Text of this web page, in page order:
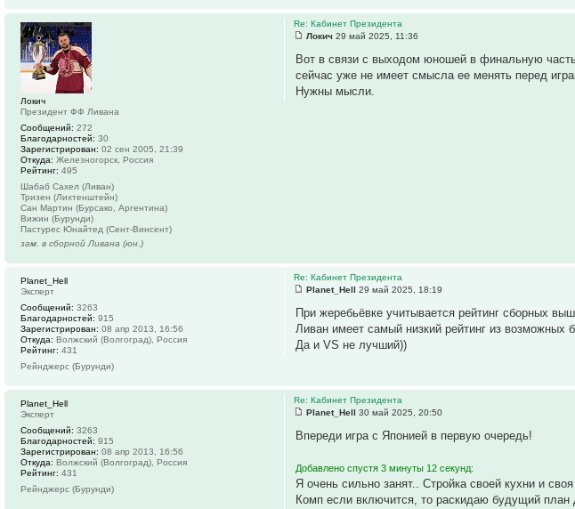
Re: Кабинет Президента
Локич 29 май 2025, 11:36
Вот в связи с выходом юношей в финальную
сейчас уже не имеет смысла ее менять перед
Нужны мысли.
Локич
Президент ФФ Ливана
Сообщений: 272
Благодарностей: 30
Зарегистрирован: 02 сен 2005, 21:39
Откуда: Железногорск, Россия
Рейтинг: 495
Шабаб Сахел (Ливан)
Тризен (Лихтенштейн)
Сан Мартин (Бурсако, Аргентина)
Вижин (Бурунди)
Пастурес Юнайтед (Сент-Винсент)
зам. в сборной Ливана (юн.)
Re: Кабинет Президента
Planet_Hell 29 май 2025, 18:19
При жеребьёвке учитывается рейтинг сборных
Ливан имеет самый низкий рейтинг из возможных
Да и VS не лучший))
Planet_Hell
Эксперт
Сообщений: 3263
Благодарностей: 915
Зарегистрирован: 08 апр 2013, 16:56
Откуда: Волжский (Волгоград), Россия
Рейтинг: 431
Рейнджерс (Бурунди)
Re: Кабинет Президента
Planet_Hell 30 май 2025, 20:50
Впереди игра с Японией в первую очередь!
Добавлено спустя 3 минуты 12 секунд:
Я очень сильно занят.. Стройка своей кухни и своя
Комп если включится, то раскидаю будущий план
Planet_Hell
Эксперт
Сообщений: 3263
Благодарностей: 915
Зарегистрирован: 08 апр 2013, 16:56
Откуда: Волжский (Волгоград), Россия
Рейтинг: 431
Рейнджерс (Бурунди)